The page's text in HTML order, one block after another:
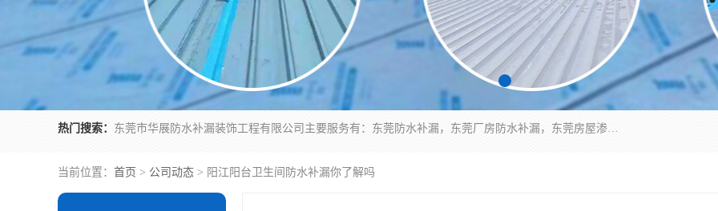
热门搜索： 东莞市华展防水补漏装饰工程有限公司主要服务有：东莞防水补漏，东莞厂房防水补漏，东莞房屋渗漏水维修，楼面漏水维修，裂缝补漏，伸缩缝补漏，卫生间防水改造，厕所漏水补漏，外墙窗台补漏，电梯井堵漏，地下车库防水引水工程等
当前位置： 首页 > 公司动态 > 阳江阳台卫生间防水补漏你了解吗